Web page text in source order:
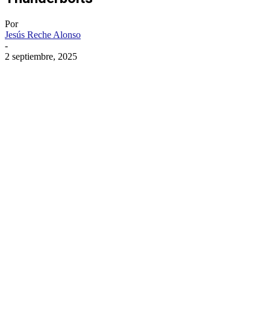
Por
Jesús Reche Alonso
-
2 septiembre, 2025